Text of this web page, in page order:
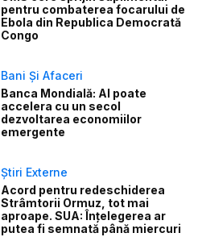
pentru combaterea focarului de
Ebola din Republica Democrată
Congo
Bani Și Afaceri
Banca Mondială: AI poate
accelera cu un secol
dezvoltarea economiilor
emergente
Știri Externe
Acord pentru redeschiderea
Strâmtorii Ormuz, tot mai
aproape. SUA: Înțelegerea ar
putea fi semnată până miercuri